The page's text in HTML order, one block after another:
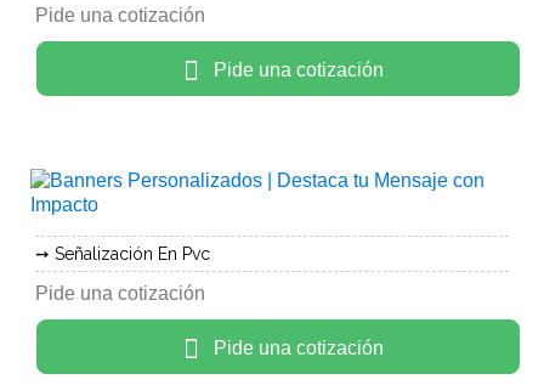
Pide una cotización
Pide una cotización
Señalización En Pvc
Pide una cotización
Pide una cotización